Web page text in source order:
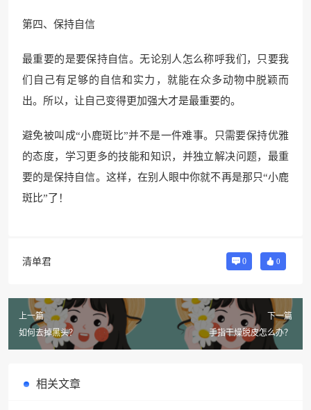
第四、保持自信
最重要的是要保持自信。无论别人怎么称呼我们，只要我
们自己有足够的自信和实力，就能在众多动物中脱颖而
出。所以，让自己变得更加强大才是最重要的。
避免被叫成“小鹿斑比”并不是一件难事。只需要保持优雅
的态度，学习更多的技能和知识，并独立解决问题，最重
要的是保持自信。这样，在别人眼中你就不再是那只“小鹿
斑比”了！
清单君 0 0
上一篇
如何去掉黑头？
下一篇
手指干燥脱皮怎么办？
相关文章